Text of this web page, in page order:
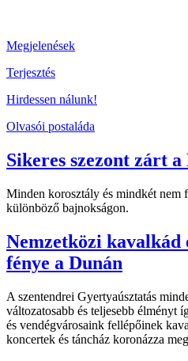
Megjelenések
Terjesztés
Hirdessen nálunk!
Olvasói postaláda
Sikeres szezont zárt
Minden korosztály és mindkét nem
különböző bajnokságon.
Nemzetközi kavalkád
fénye a Dunán
A szentendrei Gyertyaúsztatás
változatosabb és teljesebb élményt
és vendégvárosaink fellépőinek
koncertek és táncház koronázza